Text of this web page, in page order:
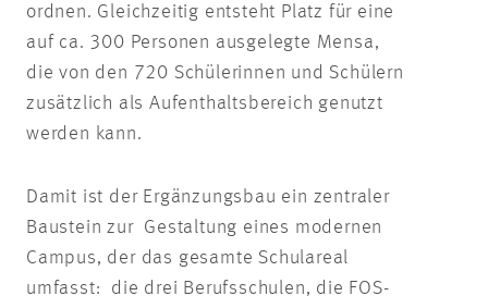
ordnen. Gleichzeitig entsteht Platz für eine
auf ca. 300 Personen ausgelegte Mensa,
die von den 720 Schülerinnen und Schülern
zusätzlich als Aufenthaltsbereich genutzt
werden kann.
Damit ist der Ergänzungsbau ein zentraler
Baustein zur Gestaltung eines modernen
Campus, der das gesamte Schulareal
umfasst: die drei Berufsschulen, die FOS-